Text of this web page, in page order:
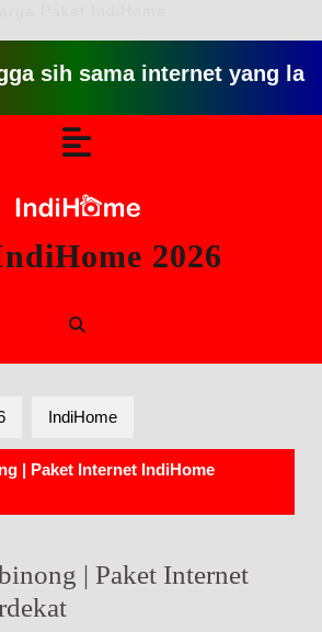
sama internet yang
2026
IndiHome
| Paket Internet IndiHome
| Paket Internet